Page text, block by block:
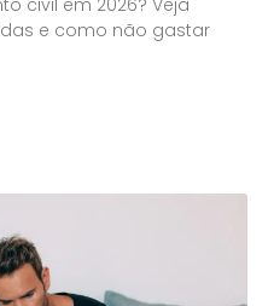
civil em 2026? Veja
e como não gastar